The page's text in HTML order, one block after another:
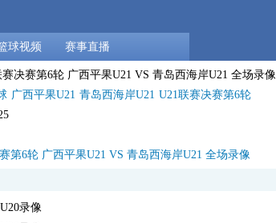
球视频 赛事直播
决赛第6轮 广西平果U21 VS 青岛西海岸U21 全场录像
广西平果U21 青岛西海岸U21 U21联赛决赛第6轮
第6轮 广西平果U21 VS 青岛西海岸U21 全场录像
录像